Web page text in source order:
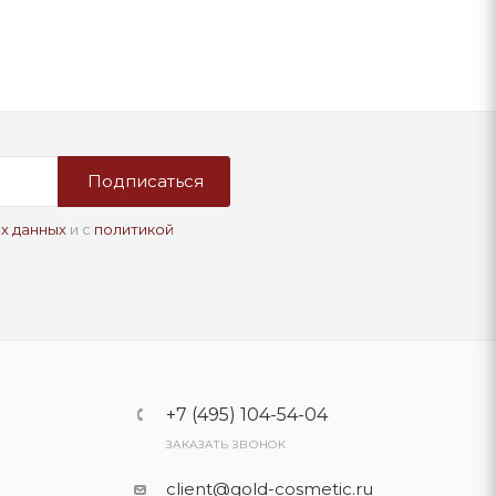
Подписаться
данныхи с политикой
+7 (495) 104-54-04
ЗАКАЗАТЬ ЗВОНОК
client@gold-cosmetic.ru